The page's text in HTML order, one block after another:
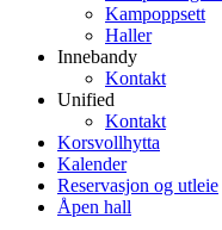
Kampoppsett
Haller
Innebandy
Kontakt
Unified
Kontakt
Korsvollhytta
Kalender
Reservasjon og utleie
Åpen hall